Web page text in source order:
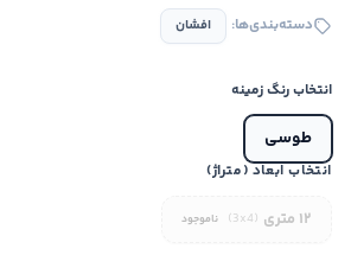
دسته‌بندی‌ها: افشان
انتخاب رنگ زمینه
طوسی
انتخاب ابعاد (متراژ)
۱۲ متری (3x4) ناموجود